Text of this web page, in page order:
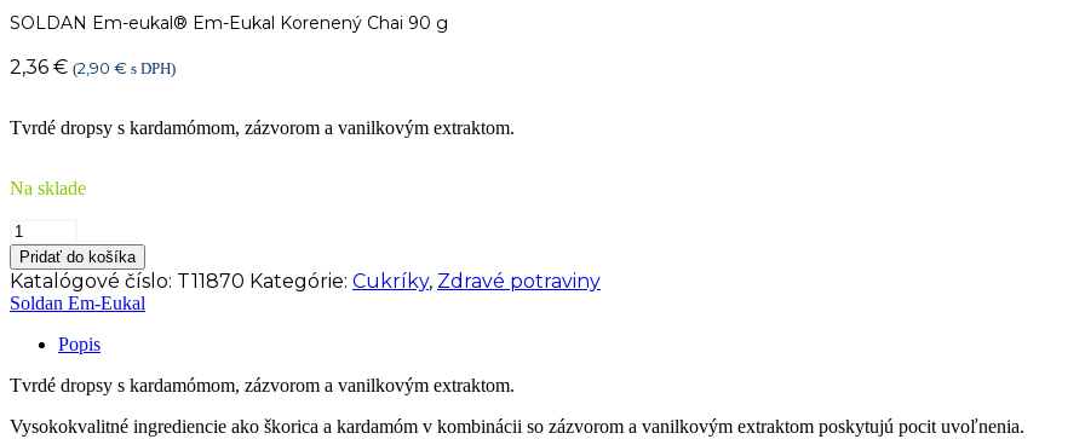
SOLDAN Em-eukal® Em-Eukal Korenený Chai 90 g
2,36 € (2,90 € s DPH)
Tvrdé dropsy s kardamómom, zázvorom a vanilkovým extraktom.
Na sklade
množstvo
SOLDAN
Em-
eukal®
Em-
Korenený
Chai
g
Pridať do košíka
Katalógové číslo: T11870 Kategórie: Cukríky, Zdravé potraviny
Soldan Em-Eukal
Popis
Tvrdé dropsy s kardamómom, zázvorom a vanilkovým extraktom.
Vysokokvalitné ingrediencie ako škorica a kardamóm v kombinácii so zázvorom a vanilkovým extraktom poskytujú pocit uvoľnenia.